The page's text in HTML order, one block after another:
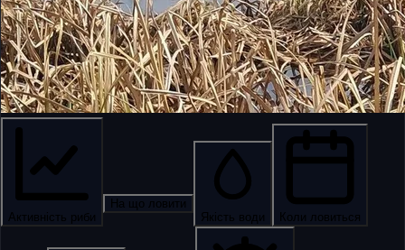
Активність риби
На що ловити
Якість води
Коли ловиться